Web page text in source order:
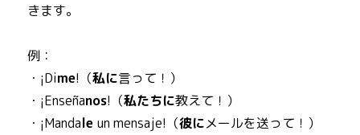
きます。
例：
・¡Dime!（私に言って！）
・¡Enseñanos!（私たちに教えて！）
・¡Mandaleun mensaje!（彼にメールを送って！）